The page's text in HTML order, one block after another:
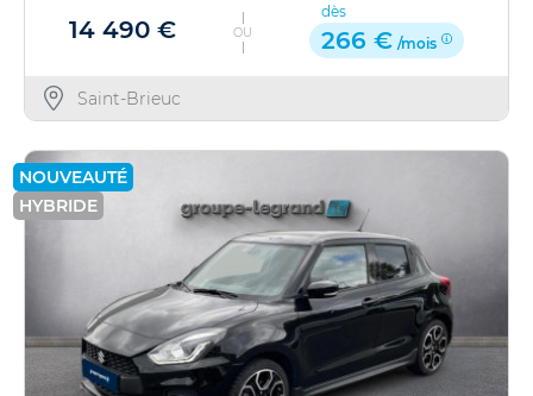
14 490 € OU
dès
266 € /mois
Saint-Brieuc
NOUVEAUTÉ
HYBRIDE